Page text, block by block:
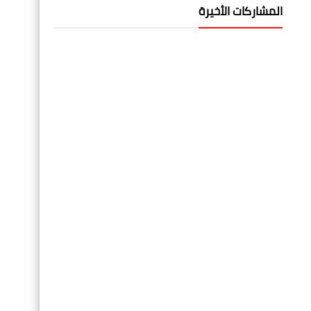
المشاركات الأخيرة